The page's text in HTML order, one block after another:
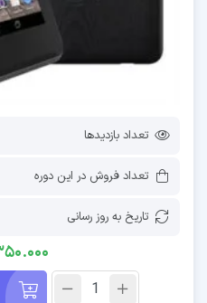
تعداد بازدیدها
تعداد فروش در این دوره
تاریخ به روز رسانی